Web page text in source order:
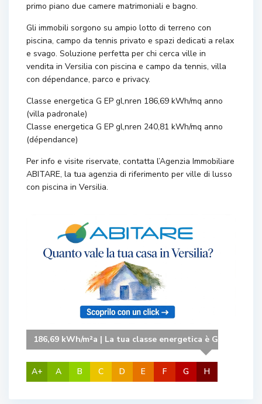
primo piano due camere matrimoniali e bagno.
Gli immobili sorgono su ampio lotto di terreno con
piscina, campo da tennis privato e spazi dedicati a relax
e svago. Soluzione perfetta per chi cerca ville in
vendita in Versilia con piscina e campo da tennis, villa
con dépendance, parco e privacy.
Classe energetica G EP gl,nren 186,69 kWh/mq anno
(villa padronale)
Classe energetica G EP gl,nren 240,81 kWh/mq anno
(dépendance)
Per info e visite riservate, contatta l’Agenzia Immobiliare
ABITARE, la tua agenzia di riferimento per ville di lusso
con piscina in Versilia.
A+ A B C D E F
186,69 kWh/m²a | La tua classe energetica è G
G H